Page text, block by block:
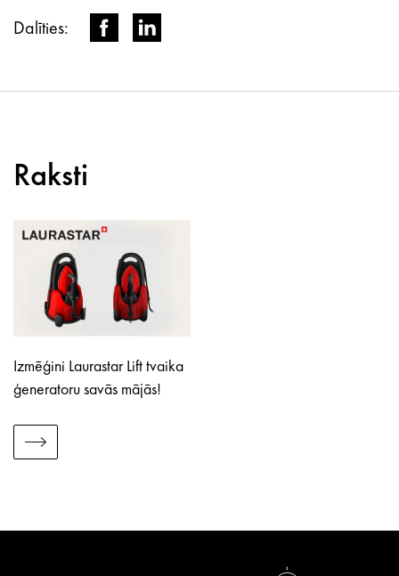
Dalīties:
Raksti
Izmēģini Laurastar Lift tvaika
ģeneratoru savās mājās!